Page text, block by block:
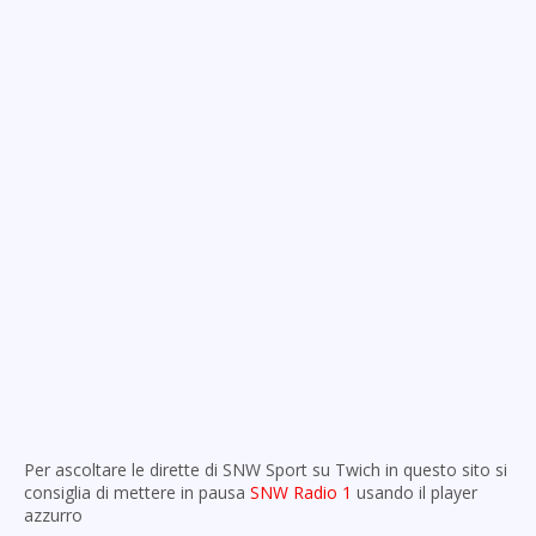
Per ascoltare le dirette di SNW Sport su Twich in questo sito si
consiglia di mettere in pausa SNW Radio 1 usando il player
azzurro